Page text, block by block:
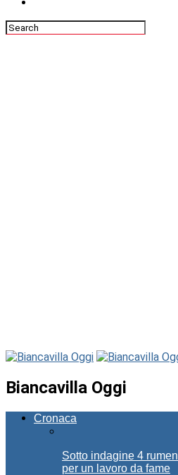
Biancavilla Oggi
Cronaca
Sotto indagine 4
per un lavoro da fame